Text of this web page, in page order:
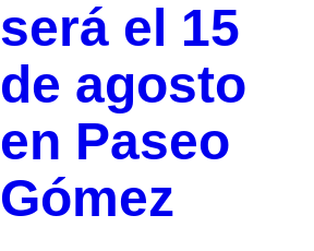
será el 15
de agosto
en Paseo
Gómez